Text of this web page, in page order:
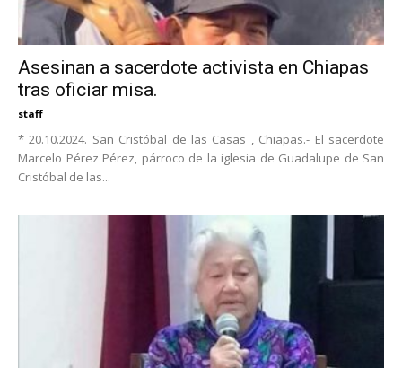
Asesinan a sacerdote activista en Chiapas
tras oficiar misa.
staff
* 20.10.2024. San Cristóbal de las Casas , Chiapas.- El sacerdote
Marcelo Pérez Pérez, párroco de la iglesia de Guadalupe de San
Cristóbal de las...